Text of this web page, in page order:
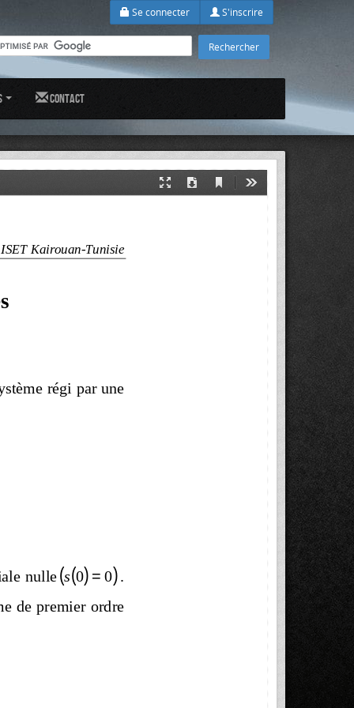
Se connecter S'inscrire
Contact
Presentation
Download
Current
Tools
ISET Kairouan-Tunisie
régi par une
nulle ( )
( )
0
0 =
s
de premier ordre